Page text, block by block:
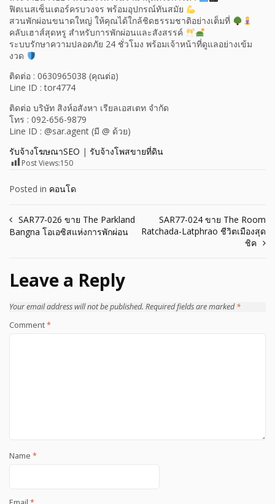
ฟิตเนสเซ็นเตอร์ครบวงจร พร้อมอุปกรณ์ทันสมัย
สวนพักผ่อนขนาดใหญ่ ให้คุณได้ใกล้ชิดธรรมชาติอย่างเต็มที่
คลับเฮาส์สุดหรู สำหรับการพักผ่อนและสังสรรค์
ระบบรักษาความปลอดภัย 24 ชั่วโมง พร้อมเจ้าหน้าที่ดูแลอย่างเข้ม
งวด
ติดต่อ : 0630965038 (คุณต่อ)
Line ID : tor4774
ติดต่อ บริษัท สิงห์อสังหา เรียลเอสเตท จำกัด
โทร : 092-656-9879
Line ID : @sar.agent (มี @ ด้วย)
รับจ้างโฆษณาSEO | รับจ้างโพสขายที่ดิน
Post Views:150
Posted in คอนโด
Post
navigation
SAR77-026 ขาย The Parkland
Bangna โอเอซิสแห่งการพักผ่อน
SAR77-024 ขาย The Room
Ratchada-Latphrao ชีวิตเมืองสุด
ชิค
Leave a Reply
Your email address will not be published. Required fields are marked*
Comment*
Name *